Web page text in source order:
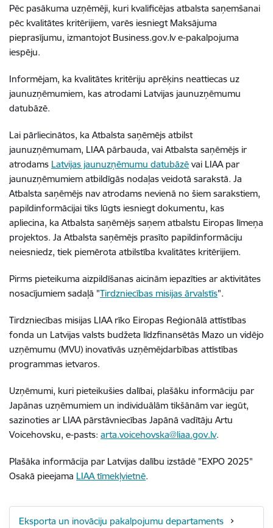
Pēc pasākuma uzņēmēji, kuri kvalificējas atbalsta saņemšanai
pēc kvalitātes kritērijiem, varēs iesniegt Maksājuma
pieprasījumu, izmantojot Business.gov.lv e-pakalpojuma
iespēju.
Informējam, ka kvalitātes kritēriju aprēķins neattiecas uz
jaunuzņēmumiem, kas atrodami Latvijas jaunuzņēmumu
datubāzē.
Lai pārliecinātos, ka Atbalsta saņēmējs atbilst
jaunuzņēmumam, LIAA pārbauda, vai Atbalsta saņēmējs ir
atrodams Latvijas jaunuzņēmumu datubāzē vai LIAA par
jaunuzņēmumiem atbildīgās nodaļas veidotā sarakstā. Ja
Atbalsta saņēmējs nav atrodams nevienā no šiem sarakstiem,
papildinformācijai tiks lūgts iesniegt dokumentu, kas
apliecina, ka Atbalsta saņēmējs saņem atbalstu Eiropas līmeņa
projektos. Ja Atbalsta saņēmējs prasīto papildinformāciju
neiesniedz, tiek piemērota atbilstība kvalitātes kritērijiem.
Pirms pieteikuma aizpildīšanas aicinām iepazīties ar aktivitātes
nosacījumiem sadaļā "Tirdzniecības misijas ārvalstīs".
Tirdzniecības misijas LIAA rīko Eiropas Reģionālā attīstības
fonda un Latvijas valsts budžeta līdzfinansētās Mazo un vidējo
uzņēmumu (MVU) inovatīvās uzņēmējdarbības attīstības
programmas ietvaros.
Uzņēmumi, kuri pieteikušies dalībai, plašāku informāciju par
Japānas uzņēmumiem un individuālām tikšānām var iegūt,
sazinoties ar LIAA pārstāvniecības Japānā vadītāju Artu
Voicehovsku, e-pasts: arta.voicehovska@liaa.gov.lv.
Plašāka informācija par Latvijas dalību izstādē "EXPO 2025"
Osakā pieejama LIAA tīmekļvietnē.
Eksporta un inovāciju pakalpojumu departaments